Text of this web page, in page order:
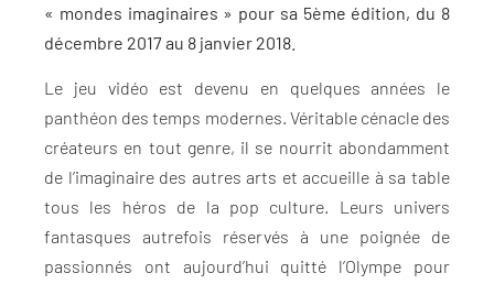
« mondes imaginaires » pour sa 5ème édition, du 8
décembre 2017 au 8 janvier 2018.
Le jeu vidéo est devenu en quelques années le
panthéon des temps modernes. Véritable cénacle des
créateurs en tout genre, il se nourrit abondamment
de l’imaginaire des autres arts et accueille à sa table
tous les héros de la pop culture. Leurs univers
fantasques autrefois réservés à une poignée de
passionnés ont aujourd’hui quitté l’Olympe pour